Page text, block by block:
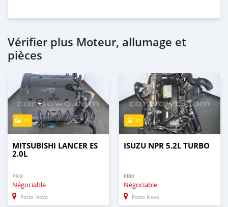
Vérifier plus Moteur, allumage et
pièces
11
MITSUBISHI LANCER ES
2.0L
PRIX
Négociable
Porto Novo
11
ISUZU NPR 5.2L TURBO
PRIX
Négociable
Porto Novo